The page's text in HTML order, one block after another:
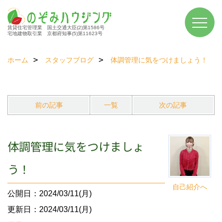
賃貸住宅管理業 国土交通大臣(2)第1586号
宅地建物取引業 京都府知事(5)第11623号
ホーム スタッフブログ 体調管理に気をつけましょう！
前の記事 一覧 次の記事
自己紹介へ
体調管理に気をつけましょ
う！
公開日：2024/03/11(月)
更新日：2024/03/11(月)